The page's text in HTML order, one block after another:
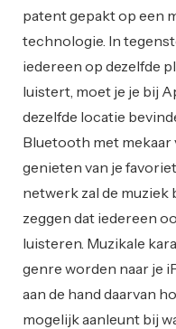
patent gepakt op een
technologie. In
iedereen op dezelfde
luistert, moet je je bij
dezelfde locatie
Bluetooth met mekaar
genieten van je
netwerk zal de muziek
zeggen dat iedereen
luisteren. Muzikale
genre worden naar je
aan de hand daarvan
mogelijk aanleunt bij